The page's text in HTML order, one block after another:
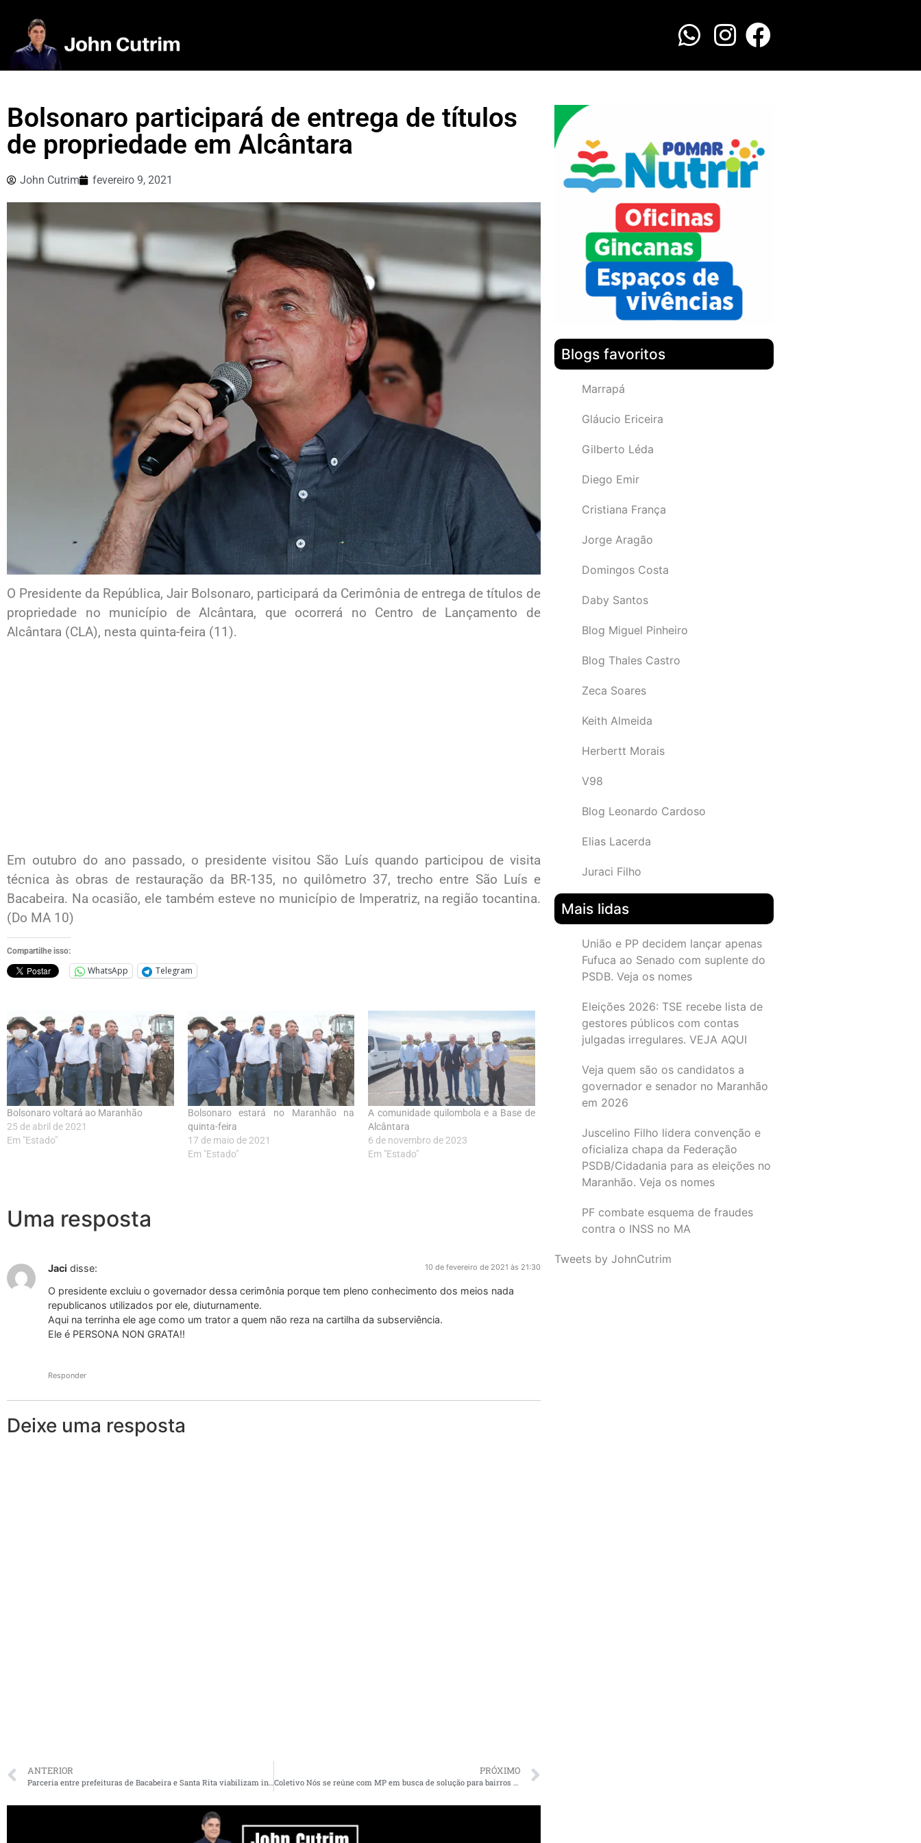
Bolsonaro participará de entrega de títulos
de propriedade em Alcântara
John Cutrim fevereiro 9, 2021
O Presidente da República, Jair Bolsonaro, participará da Cerimônia de entrega de títulos de
propriedade no município de Alcântara, que ocorrerá no Centro de Lançamento de
Alcântara (CLA), nesta quinta-feira (11).
Em outubro do ano passado, o presidente visitou São Luís quando participou de visita
técnica às obras de restauração da BR-135, no quilômetro 37, trecho entre São Luís e
Bacabeira. Na ocasião, ele também esteve no município de Imperatriz, na região tocantina.
(Do MA 10)
Compartilhe isso:
WhatsApp Telegram
Bolsonaro voltará ao Maranhão
25 de abril de 2021
Em "Estado"
Bolsonaro estará no Maranhão na
quinta-feira
17 de maio de 2021
Em "Estado"
A comunidade quilombola e a Base de
Alcântara
6 de novembro de 2023
Em "Estado"
Uma resposta
Jaci disse: 10 de fevereiro de 2021 às 21:30
O presidente excluiu o governador dessa cerimônia porque tem pleno conhecimento dos meios nada
republicanos utilizados por ele, diuturnamente.
Aqui na terrinha ele age como um trator a quem não reza na cartilha da subserviência.
Ele é PERSONA NON GRATA!!
Responder
Deixe uma resposta
ANTERIOR PRÓXIMO
Blogs favoritos
Marrapá
Gláucio Ericeira
Gilberto Léda
Diego Emir
Cristiana França
Jorge Aragão
Domingos Costa
Daby Santos
Blog Miguel Pinheiro
Blog Thales Castro
Zeca Soares
Keith Almeida
Herbertt Morais
V98
Blog Leonardo Cardoso
Elias Lacerda
Juraci Filho
Mais lidas
União e PP decidem lançar apenas
Fufuca ao Senado com suplente do
PSDB. Veja os nomes
Eleições 2026: TSE recebe lista de
gestores públicos com contas
julgadas irregulares. VEJA AQUI
Veja quem são os candidatos a
governador e senador no Maranhão
em 2026
Juscelino Filho lidera convenção e
oficializa chapa da Federação
PSDB/Cidadania para as eleições no
Maranhão. Veja os nomes
PF combate esquema de fraudes
contra o INSS no MA
Tweets by JohnCutrim